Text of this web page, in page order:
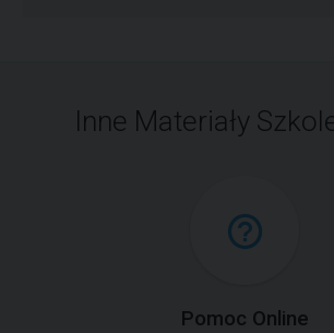
Inne Materiały
Pomoc Online